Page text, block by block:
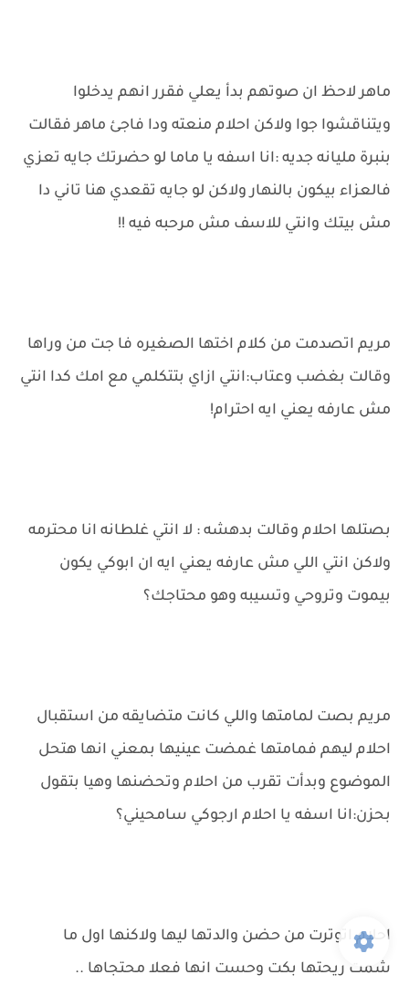
ماهر لاحظ ان صوتهم بدأ يعلي فقرر انهم يدخلوا
ويتناقشوا جوا ولاكن احلام منعته ودا فاجئ ماهر فقالت
بنبرة مليانه جديه :انا اسفه يا ماما لو حضرتك جايه تعزي
فالعزاء بيكون بالنهار ولاكن لو جايه تقعدي هنا تاني دا
مش بيتك وانتي للاسف مش مرحبه فيه !!
مريم اتصدمت من كلام اختها الصغيره فا جت من وراها
وقالت بغضب وعتاب:انتي ازاي بتتكلمي مع امك كدا انتي
مش عارفه يعني ايه احترام!
بصتلها احلام وقالت بدهشه : لا انتي غلطانه انا محترمه
ولاكن انتي اللي مش عارفه يعني ايه ان ابوكي يكون
بيموت وتروحي وتسيبه وهو محتاجك؟
مريم بصت لمامتها واللي كانت متضايقه من استقبال
احلام ليهم فمامتها غمضت عينيها بمعني انها هتحل
الموضوع وبدأت تقرب من احلام وتحضنها وهيا بتقول
بحزن:انا اسفه يا احلام ارجوكي سامحيني؟
احلام اتوترت من حضن والدتها ليها ولاكنها اول ما
شمت ريحتها بكت وحست انها فعلا محتجاها ..